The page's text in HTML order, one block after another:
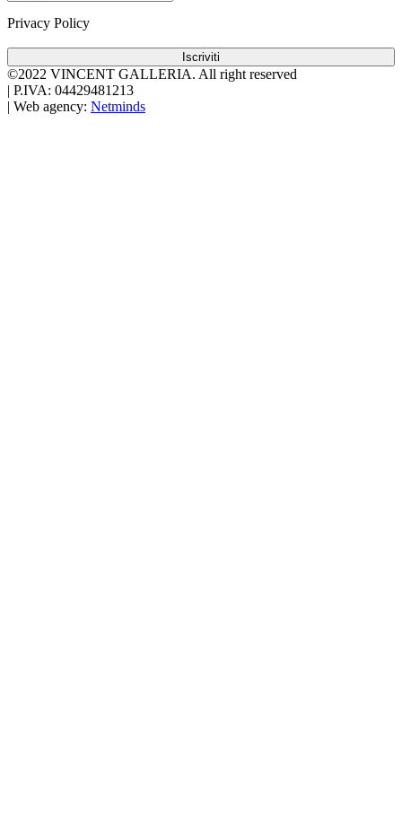
Privacy Policy
Iscriviti
©2022 VINCENT GALLERIA. All right reserved
P.IVA: 04429481213
Web agency: Netminds